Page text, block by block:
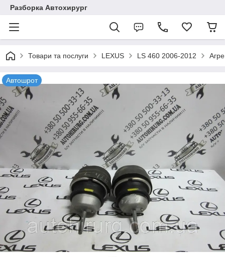
Разборка Автохирург
Товари та послуги LEXUS LS 460 2006-2012
Автошрот